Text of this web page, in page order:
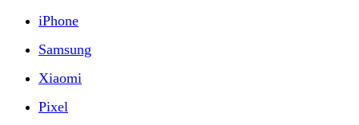
iPhone
Samsung
Xiaomi
Pixel